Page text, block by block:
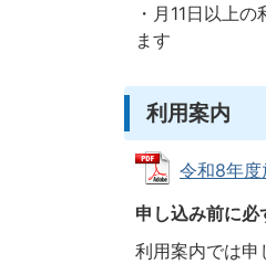
・月11日以上
ます
利用案内
令和8年度
申し込み前に必
利用案内では申